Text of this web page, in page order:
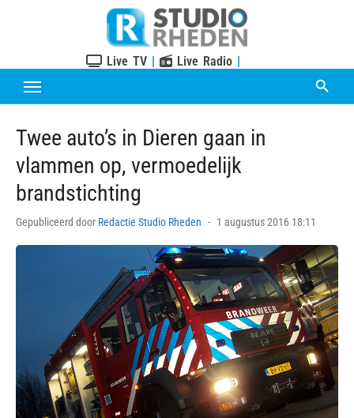
Live TV | Live Radio |
Twee auto’s in Dieren gaan in
vlammen op, vermoedelijk
brandstichting
Gepubliceerd door Redactie Studio Rheden
Posted
1 augustus 2016 18:11